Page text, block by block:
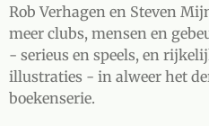
Rob Verhagen en Steven
meer clubs, mensen en
- serieus en speels, en
illustraties - in alweer het
boekenserie.